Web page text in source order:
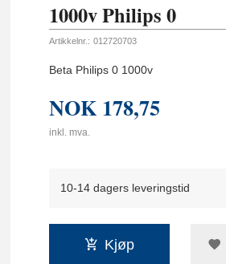
1000v Philips 0
Artikkelnr.: 012720703
Beta Philips 0 1000v
NOK 178,75
inkl. mva.
10-14 dagers leveringstid
Kjøp